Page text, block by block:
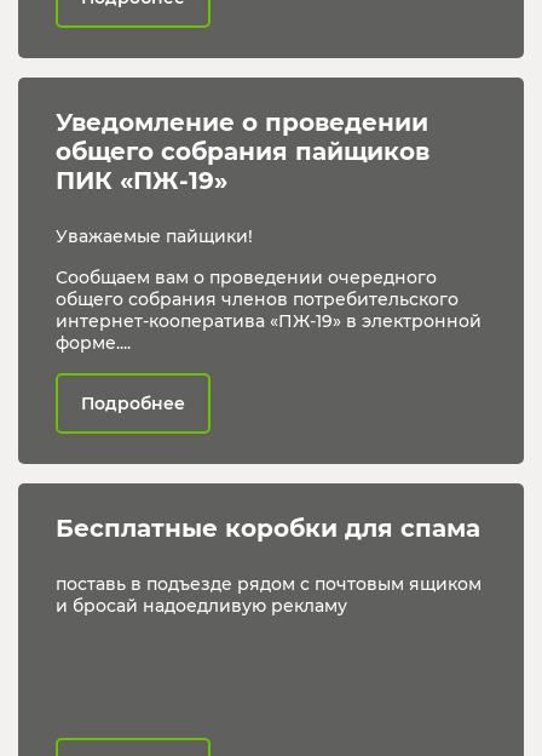
Уведомление о проведении
общего собрания пайщиков
ПИК «ПЖ-19»
Уважаемые пайщики!
Сообщаем вам о проведении очередного
общего собрания членов потребительского
интернет-кооператива «ПЖ-19» в электронной
форме....
Подробнее
Бесплатные коробки для спама
поставь в подъезде рядом с почтовым ящиком
и бросай надоедливую рекламу